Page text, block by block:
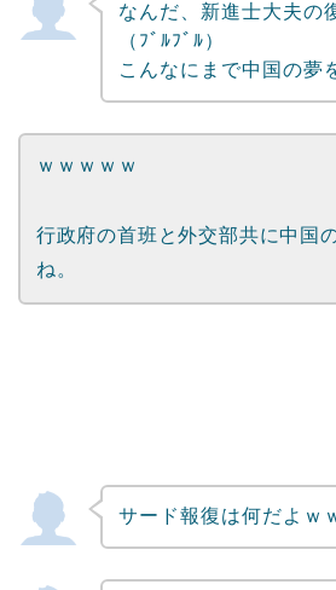
Powered by livedoor 相互
なんだ、新進士大夫の
（ﾌﾞﾙﾌﾞﾙ）
こんなにまで中国の夢
ｗｗｗｗｗ
行政府の首班と外交部共に中国
ね。
サード報復は何だよｗ